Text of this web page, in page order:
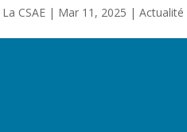
La CSAE | Mar 11, 2025 |Actualité